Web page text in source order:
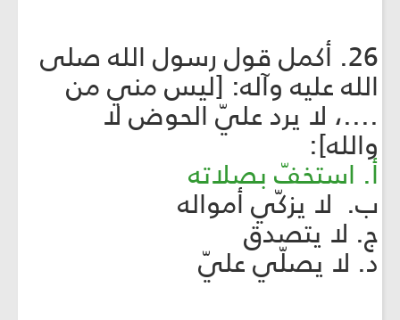
26. أكمل قول رسول الله صلى
الله عليه وآله: [ليس مني من
....، لا يرد عليّ الحوض لا
والله]:
أ. استخفّ بصلاته
ب. لا يزكّي أمواله
ج. لا يتصدق
د. لا يصلّي عليّ